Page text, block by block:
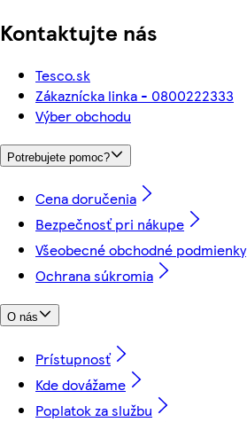
Kontaktujte nás
Tesco.sk
Zákaznícka linka - 0800222333
Výber obchodu
Potrebujete pomoc?
Cena doručenia
Bezpečnosť pri nákupe
Všeobecné obchodné podmienky
Ochrana súkromia
O nás
Prístupnosť
Kde dovážame
Poplatok za službu